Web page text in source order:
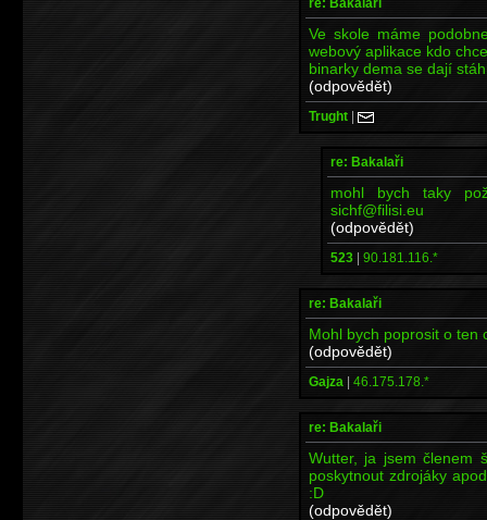
Ve skole máme
webový aplikace kdo
binarky dema se dají
(odpovědět)
Trught |
re: Bakalaři
mohl bych taky
sichf@filisi.eu
(odpovědět)
523 | 90.181.116.*
re: Bakalaři
Mohl bych poprosit o ten
(odpovědět)
Gajza | 46.175.178.*
re: Bakalaři
Wutter, ja jsem členem
poskytnout zdrojáky
:D
(odpovědět)